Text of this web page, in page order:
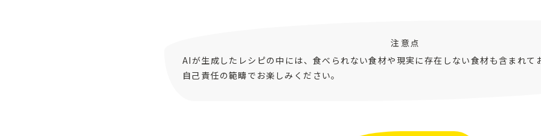
注意点
AIが生成したレシピの中には、食べられない食材や現実に存在しない食材も含まれて
自己責任の範疇でお楽しみください。